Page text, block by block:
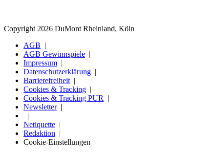
Copyright 2026 DuMont Rheinland, Köln
AGB
AGB Gewinnspiele
Impressum
Datenschutzerklärung
Barrierefreiheit
Cookies & Tracking
Cookies & Tracking PUR
Newsletter
Netiquette
Redaktion
Cookie-Einstellungen